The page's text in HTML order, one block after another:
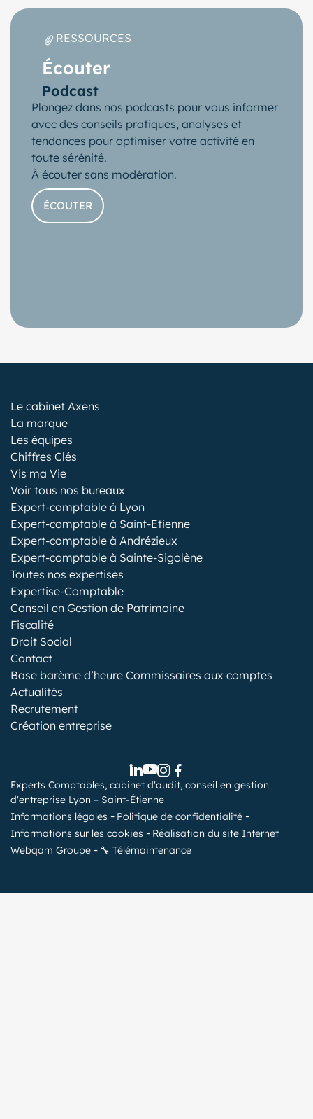
RESSOURCES
Écouter
Podcast
Plongez dans nos podcasts pour vous informer
avec des conseils pratiques, analyses et
tendances pour optimiser votre activité en
toute sérénité.
À écouter sans modération.
ÉCOUTER
Le cabinet Axens
La marque
Les équipes
Chiffres Clés
Vis ma Vie
Voir tous nos bureaux
Expert-comptable à Lyon
Expert-comptable à Saint-Etienne
Expert-comptable à Andrézieux
Expert-comptable à Sainte-Sigolène
Toutes nos expertises
Expertise-Comptable
Conseil en Gestion de Patrimoine
Fiscalité
Droit Social
Contact
Base barème d’heure Commissaires aux comptes
Actualités
Recrutement
Création entreprise
Experts Comptables, cabinet d'audit, conseil en gestion
d'entreprise Lyon – Saint-Étienne
Informations légales
Politique de confidentialité
Informations sur les cookies
Réalisation du site Internet
Webqam Groupe
🔧 Télémaintenance